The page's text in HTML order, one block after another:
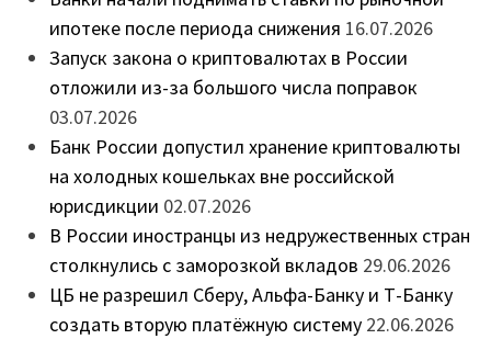
ипотеке после периода снижения 16.07.2026
Запуск закона о криптовалютах в России
отложили из-за большого числа поправок
03.07.2026
Банк России допустил хранение криптовалюты
на холодных кошельках вне российской
юрисдикции 02.07.2026
В России иностранцы из недружественных стран
столкнулись с заморозкой вкладов 29.06.2026
ЦБ не разрешил Сберу, Альфа-Банку и Т-Банку
создать вторую платёжную систему 22.06.2026